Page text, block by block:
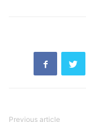
Previous article